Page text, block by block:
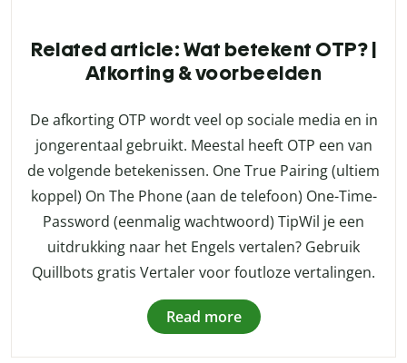
Related article: Wat betekent OTP? |
Afkorting & voorbeelden
De afkorting OTP wordt veel op sociale media en in
jongerentaal gebruikt. Meestal heeft OTP een van
de volgende betekenissen. One True Pairing (ultiem
koppel) On The Phone (aan de telefoon) One-Time-
Password (eenmalig wachtwoord) TipWil je een
uitdrukking naar het Engels vertalen? Gebruik
Quillbots gratis Vertaler voor foutloze vertalingen.
Read more